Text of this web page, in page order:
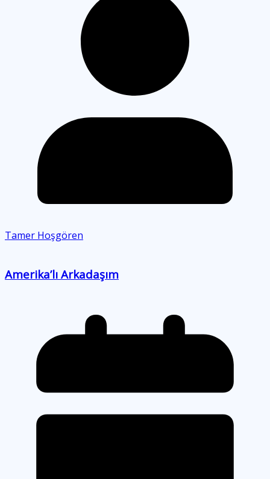
Tamer Hoşgören
Amerika’lı Arkadaşım